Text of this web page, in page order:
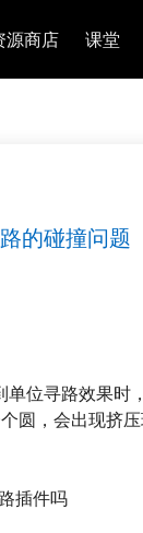
源商店 课堂
的碰撞问题
位寻路效果时
圆，会出现挤
插件吗